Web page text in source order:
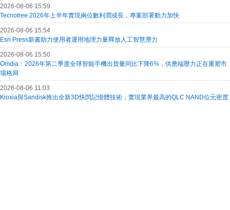
2026-08-06 15:59
Tecnotree 2026年上半年實現兩位數利潤成長，專案部署動力加快
2026-08-06 15:54
Esri Press新書助力使用者運用地理力量釋放人工智慧潛力
2026-08-06 15:50
Omdia：2026年第二季度全球智能手機出貨量同比下降6%，供應端壓力正在重塑市
場格局
2026-08-06 11:03
Kioxia與Sandisk推出全新3D快閃記憶體技術，實現業界最高的QLC NAND位元密度